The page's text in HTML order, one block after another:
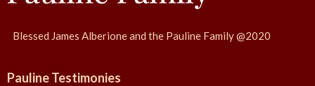
Blessed James Alberione and the Pauline Family @2020
Pauline Testimonies